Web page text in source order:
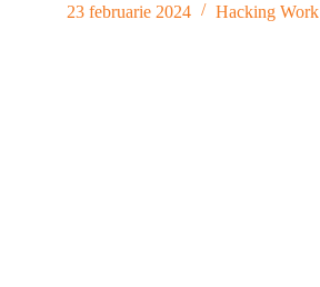
23 februarie 2024
Hacking Work